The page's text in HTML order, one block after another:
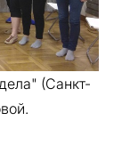
(Санкт-